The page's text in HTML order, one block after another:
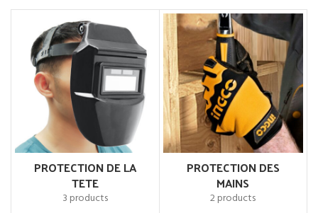
PROTECTION DE LA
TETE
3 products
PROTECTION DES
MAINS
2 products